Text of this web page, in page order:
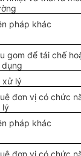
pháp khác
gom để tái chế
dụng
xử lý
đơn vị có chức
lý
pháp khác
đơn vị có chức